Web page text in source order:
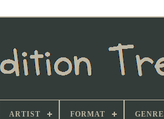
ARTIST FORMAT GENRE